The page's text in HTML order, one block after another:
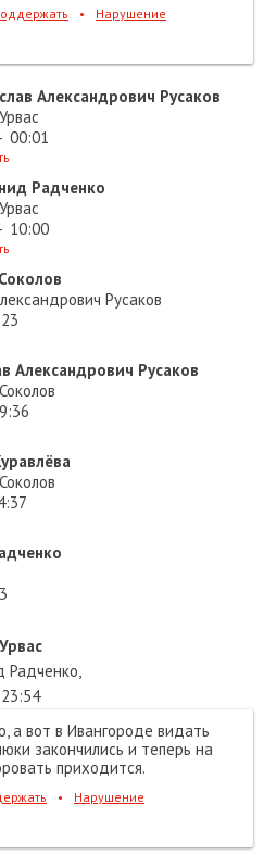
• Нарушение
Александрович Русаков
00:01
Радченко
10:00
Русаков
Александрович Русаков
Радченко
23:54
а вот в Ивангороде видать
закончились и теперь на
приходится.
• Нарушение